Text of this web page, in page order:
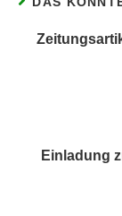
Einladung